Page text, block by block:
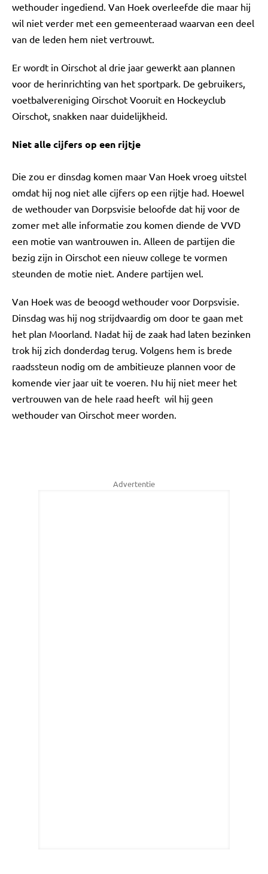
wethouder ingediend. Van Hoek overleefde die maar hij
wil niet verder met een gemeenteraad waarvan een deel
van de leden hem niet vertrouwt.
Er wordt in Oirschot al drie jaar gewerkt aan plannen
voor de herinrichting van het sportpark. De gebruikers,
voetbalvereniging Oirschot Vooruit en Hockeyclub
Oirschot, snakken naar duidelijkheid.
Niet alle cijfers op een rijtje
Die zou er dinsdag komen maar Van Hoek vroeg uitstel
omdat hij nog niet alle cijfers op een rijtje had. Hoewel
de wethouder van Dorpsvisie beloofde dat hij voor de
zomer met alle informatie zou komen diende de VVD
een motie van wantrouwen in. Alleen de partijen die
bezig zijn in Oirschot een nieuw college te vormen
steunden de motie niet. Andere partijen wel.
Van Hoek was de beoogd wethouder voor Dorpsvisie.
Dinsdag was hij nog strijdvaardig om door te gaan met
het plan Moorland. Nadat hij de zaak had laten bezinken
trok hij zich donderdag terug. Volgens hem is brede
raadssteun nodig om de ambitieuze plannen voor de
komende vier jaar uit te voeren. Nu hij niet meer het
vertrouwen van de hele raad heeft wil hij geen
wethouder van Oirschot meer worden.
Advertentie